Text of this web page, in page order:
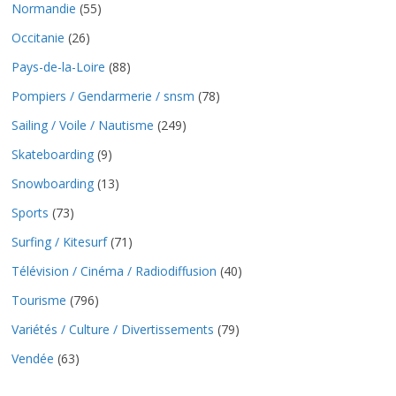
Normandie (55)
Occitanie (26)
Pays-de-la-Loire (88)
Pompiers / Gendarmerie / snsm (78)
Sailing / Voile / Nautisme (249)
Skateboarding (9)
Snowboarding (13)
Sports (73)
Surfing / Kitesurf(71)
Télévision / Cinéma / Radiodiffusion (40)
Tourisme (796)
Variétés / Culture / Divertissements (79)
Vendée (63)